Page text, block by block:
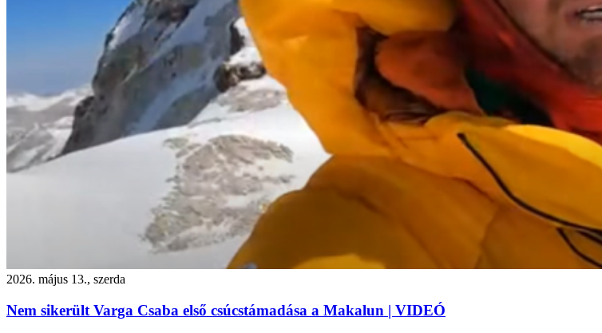
2026. május 13., szerda
Nem sikerült Varga Csaba első csúcstámadása a Makalun | VIDEÓ